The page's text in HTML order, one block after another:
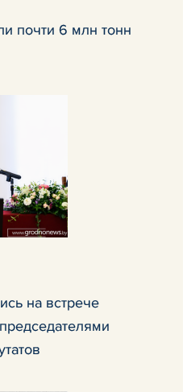
почти 6 млн тонн
на встрече